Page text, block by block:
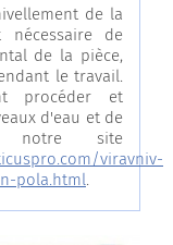
de la
de
de la pièce,
le travail.
procéder et
d'eau et de
notre site
viravniv-
pola.html.